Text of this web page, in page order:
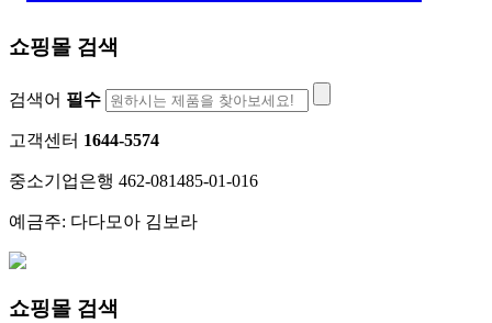
쇼핑몰 검색
검색어 필수
고객센터 1644-5574
중소기업은행 462-081485-01-016
예금주: 다다모아 김보라
쇼핑몰 검색